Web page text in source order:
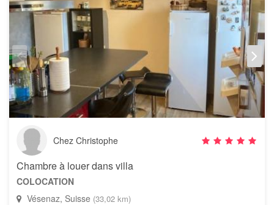
Chez Christophe
Chambre à louer dans villa
COLOCATION
Vésenaz, Suisse (33,02 km)